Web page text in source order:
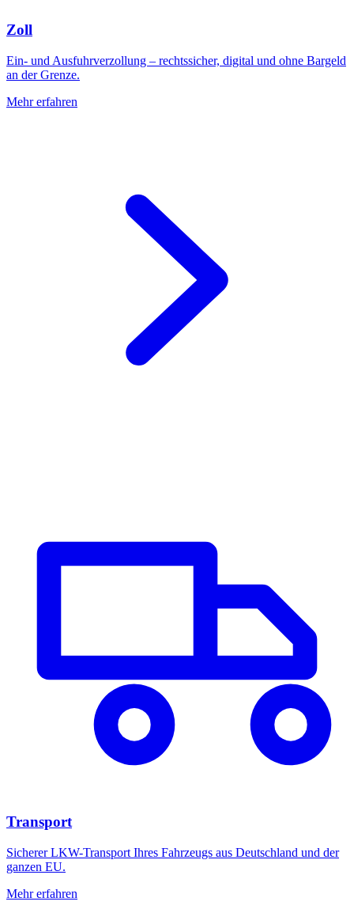
Zoll
Ein- und Ausfuhrverzollung – rechtssicher, digital und ohne Bargeld
an der Grenze.
Mehr erfahren
Transport
Sicherer LKW-Transport Ihres Fahrzeugs aus Deutschland und der
ganzen EU.
Mehr erfahren